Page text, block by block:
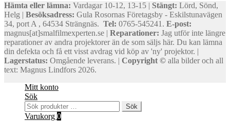
Hämta eller lämna: Vardagar 10-12, 13-15 | Stängt: Lörd, Sönd,
Helg | Besöksadress: Gula Rosornas Företagsby - Eskilstunavägen
34, port A , 64534 Strängnäs. Tel: 0765-545241. E-post:
magnus[at]smalfilmexperten.se | Reparationer: Jag utför inte längre
reparationer av andra projektorer än de som säljs här. Du kan lämna
din defekta och få ett visst avdrag vid köp av 'ny' projektor. |
Lagerstatus: Omgående leverans. | Copyright © alla bilder och all
text: Magnus Lindfors 2026.
Mitt konto
Sök
Sök
efter:
Sök
Varukorg 0